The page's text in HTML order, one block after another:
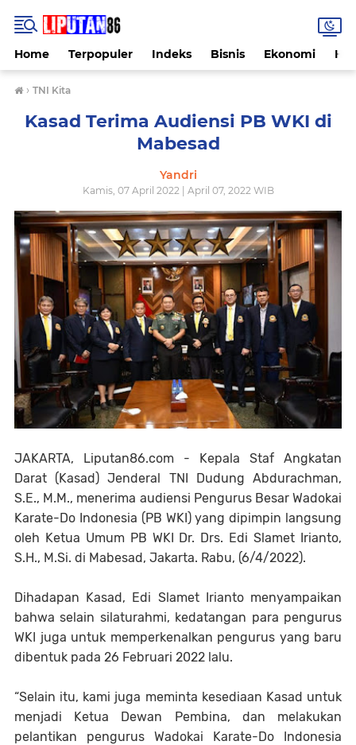
Home Terpopuler Indeks Bisnis Ekonomi
› TNI Kita
Kasad Terima Audiensi PB WKI di
Mabesad
Yandri
Kamis, 07 April 2022 | April 07, 2022 WIB
JAKARTA, Liputan86.com - Kepala Staf Angkatan
Darat (Kasad) Jenderal TNI Dudung Abdurachman,
S.E., M.M., menerima audiensi Pengurus Besar Wadokai
Karate-Do Indonesia (PB WKI) yang dipimpin langsung
oleh Ketua Umum PB WKI Dr. Drs. Edi Slamet Irianto,
S.H., M.Si. di Mabesad, Jakarta. Rabu, (6/4/2022).
Dihadapan Kasad, Edi Slamet Irianto menyampaikan
bahwa selain silaturahmi, kedatangan para pengurus
WKI juga untuk memperkenalkan pengurus yang baru
dibentuk pada 26 Februari 2022 lalu.
“Selain itu, kami juga meminta kesediaan Kasad untuk
menjadi Ketua Dewan Pembina, dan melakukan
pelantikan pengurus Wadokai Karate-Do Indonesia